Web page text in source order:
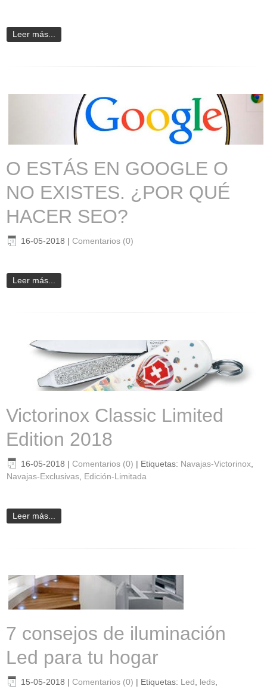
Leer más...
O ESTÁS EN GOOGLE O
NO EXISTES. ¿POR QUÉ
HACER SEO?
16-05-2018 | Comentarios (0)
Leer más...
Victorinox Classic Limited
Edition 2018
16-05-2018 | Comentarios (0) | Etiquetas: Navajas-Victorinox
Navajas-Exclusivas Edición-Limitada
Leer más...
7 consejos de iluminación
Led para tu hogar
15-05-2018 | Comentarios (0) | Etiquetas: Led leds